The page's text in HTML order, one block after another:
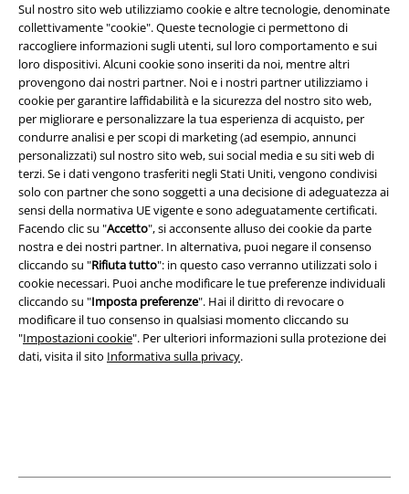
Sul nostro sito web utilizziamo cookie e altre tecnologie, denominate
collettivamente "cookie". Queste tecnologie ci permettono di
raccogliere informazioni sugli utenti, sul loro comportamento e sui
loro dispositivi. Alcuni cookie sono inseriti da noi, mentre altri
provengono dai nostri partner. Noi e i nostri partner utilizziamo i
cookie per garantire laffidabilità e la sicurezza del nostro sito web,
per migliorare e personalizzare la tua esperienza di acquisto, per
condurre analisi e per scopi di marketing (ad esempio, annunci
personalizzati) sul nostro sito web, sui social media e su siti web di
terzi. Se i dati vengono trasferiti negli Stati Uniti, vengono condivisi
solo con partner che sono soggetti a una decisione di adeguatezza ai
sensi della normativa UE vigente e sono adeguatamente certificati.
Facendo clic su "Accetto", si acconsente alluso dei cookie da parte
nostra e dei nostri partner. In alternativa, puoi negare il consenso
cliccando su "Rifiuta tutto": in questo caso verranno utilizzati solo i
cookie necessari. Puoi anche modificare le tue preferenze individuali
cliccando su "Imposta preferenze". Hai il diritto di revocare o
modificare il tuo consenso in qualsiasi momento cliccando su
"Impostazioni cookie". Per ulteriori informazioni sulla protezione dei
dati, visita il sito Informativa sulla privacy.
Info legali
Termini & Condizioni
Redazione
Legge sulla Privacy
Smaltimento rifiuti e protezione dell’ambiente
Dichiarazione di Conformità
Informazioni sull'accessibilità